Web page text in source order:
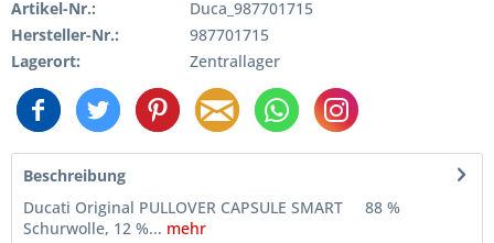
Artikel-Nr.:
Duca_987701715
Hersteller-Nr.:
987701715
Lagerort:
Zentrallager
Beschreibung
Ducati Original PULLOVER CAPSULE SMART 88 %
Schurwolle, 12 %... mehr